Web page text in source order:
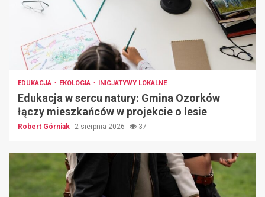
EDUKACJA EKOLOGIA INICJATYWY LOKALNE
Edukacja w sercu natury: Gmina Ozorków
łączy mieszkańców w projekcie o lesie
Robert Górniak 2 sierpnia 2026 37